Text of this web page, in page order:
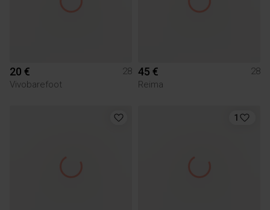
20 €
28
Vivobarefoot
45 €
28
Reima
1